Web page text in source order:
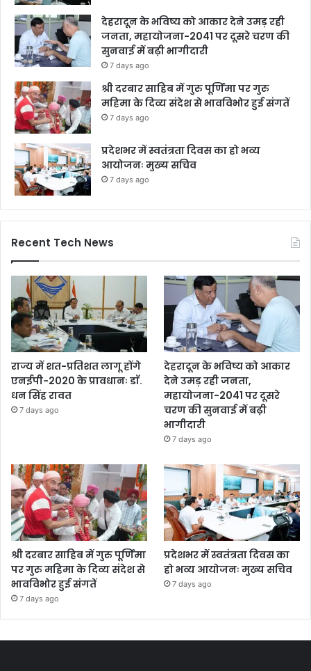
देहरादून के भविष्य को आकार देने उमड़ रही
जनता, महायोजना-2041 पर दूसरे चरण की
सुनवाई में बढ़ी भागीदारी
7 days ago
श्री दरबार साहिब में गुरु पूर्णिमा पर गुरु
महिमा के दिव्य संदेश से भावविभोर हुई संगतें
7 days ago
प्रदेशभर में स्वतंत्रता दिवस का हो भव्य
आयोजनः मुख्य सचिव
7 days ago
Recent Tech News
राज्य में शत-प्रतिशत लागू होंगे
एनईपी-2020 के प्रावधानः डाॅ.
धन सिंह रावत
7 days ago
देहरादून के भविष्य को आकार
देने उमड़ रही जनता,
महायोजना-2041 पर दूसरे
चरण की सुनवाई में बढ़ी
भागीदारी
7 days ago
श्री दरबार साहिब में गुरु पूर्णिमा
पर गुरु महिमा के दिव्य संदेश से
भावविभोर हुई संगतें
7 days ago
प्रदेशभर में स्वतंत्रता दिवस का
हो भव्य आयोजनः मुख्य सचिव
7 days ago